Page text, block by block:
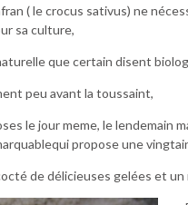
( le crocus sativus) ne
sa culture,
que certain disent
peu avant la toussaint,
le jour meme, le lendemain
propose une
de délicieuses gelées et